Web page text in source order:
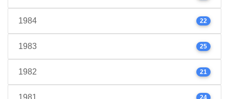
1984 22
1983 25
1982 21
1981 24